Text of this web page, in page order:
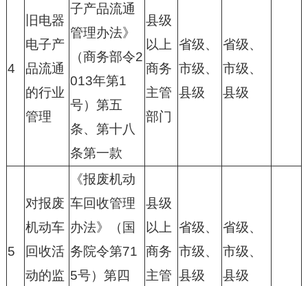
4
旧电器
电子产
品流通
的行业
管理
子产品流通
管理办法》
（商务部令2
013年第1
号）第五
条、第十八
条第一款
县级
以上
商务
主管
部门
省级、
市级、
县级
省级、
市级、
县级
5
对报废
机动车
回收活
动的监
《报废机动
车回收管理
办法》（国
务院令第71
5号）第四
县级
以上
商务
主管
省级、
市级、
县级
省级、
市级、
县级